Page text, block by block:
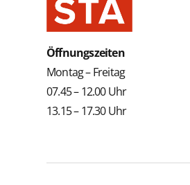
Öffnungszeiten
Montag – Freitag
07.45 – 12.00 Uhr
13.15 – 17.30 Uhr